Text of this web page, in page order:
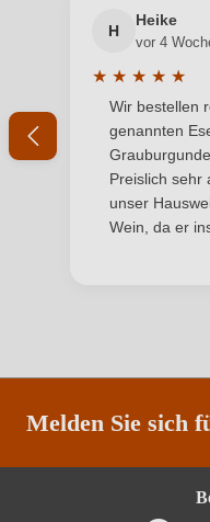
Land
Passt zu
Säuregehalt in g/L
Traubenfarbe
Ihre E-Mail-Adresse
Ihr Passwort
H
Heike
vor 4
★ ★ ★ ★ ★
Wir bestellen
genannten
Preislich sehr
unser
Wein, da er
Melden Sie sich